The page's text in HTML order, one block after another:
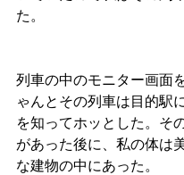
た。
列車の中のモニター画面
ゃんとその列車は目的駅
を知ってホッとした。そ
があった後に、私の体は
な建物の中にあった。